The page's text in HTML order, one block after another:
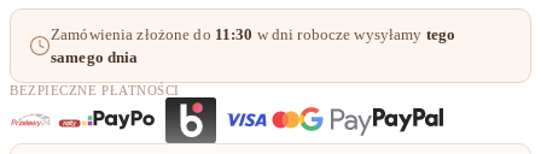
Aquastroke
Zamówienia złożone do 11:30 w dni robocze wysyłamy tego
samego dnia
BEZPIECZNE PŁATNOŚCI